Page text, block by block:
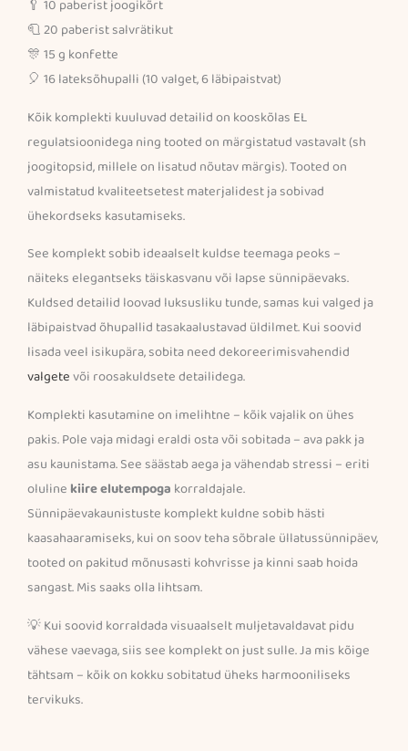
🥄 10 paberist joogikõrt
🧻 20 paberist salvrätikut
🎊 15 g konfette
🎈 16 lateksõhupalli (10 valget, 6 läbipaistvat)
Kõik komplekti kuuluvad detailid on kooskõlas EL
regulatsioonidega ning tooted on märgistatud vastavalt (sh
joogitopsid, millele on lisatud nõutav märgis). Tooted on
valmistatud kvaliteetsetest materjalidest ja sobivad
ühekordseks kasutamiseks.
See komplekt sobib ideaalselt kuldse teemaga peoks –
näiteks elegantseks täiskasvanu või lapse sünnipäevaks.
Kuldsed detailid loovad luksusliku tunde, samas kui valged ja
läbipaistvad õhupallid tasakaalustavad üldilmet. Kui soovid
lisada veel isikupära, sobita need dekoreerimisvahendid
valgetevõi roosakuldsete detailidega.
Komplekti kasutamine on imelihtne – kõik vajalik on ühes
pakis. Pole vaja midagi eraldi osta või sobitada – ava pakk ja
asu kaunistama. See säästab aega ja vähendab stressi – eriti
olulinekiire elutempoga korraldajale.
Sünnipäevakaunistuste komplekt kuldne sobib hästi
kaasahaaramiseks, kui on soov teha sõbrale üllatussünnipäev,
tooted on pakitud mõnusasti kohvrisse ja kinni saab hoida
sangast. Mis saaks olla lihtsam.
💡 Kui soovid korraldada visuaalselt muljetavaldavat pidu
vähese vaevaga, siis see komplekt on just sulle. Ja mis kõige
tähtsam – kõik on kokku sobitatud üheks harmooniliseks
tervikuks.